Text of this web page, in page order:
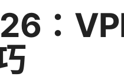
：